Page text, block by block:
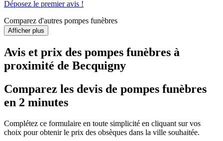
Déposez le premier avis !
Comparez d'autres pompes funèbres
Afficher plus
Avis et prix des pompes funèbres à
proximité de Becquigny
Comparez les devis de pompes funèbres
en 2 minutes
Complétez ce formulaire en toute simplicité en cliquant sur vos
choix pour obtenir le prix des obsèques dans la ville souhaitée.